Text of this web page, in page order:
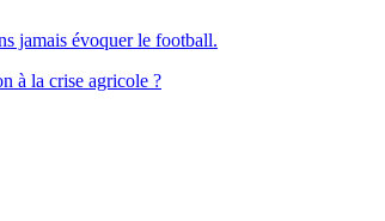
jamais évoquer le football.
à la crise agricole ?